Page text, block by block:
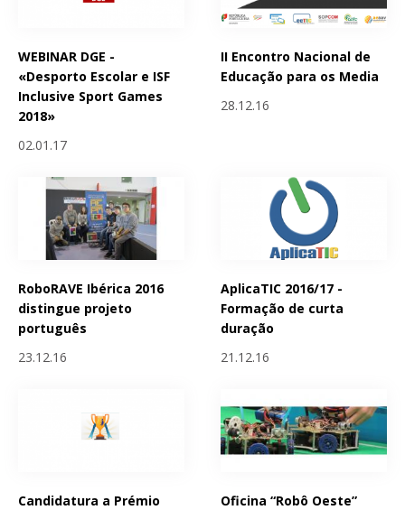
WEBINAR DGE -
«Desporto Escolar e ISF
Inclusive Sport Games
2018»
02.01.17
II Encontro Nacional de
Educação para os Media
28.12.16
RoboRAVE Ibérica 2016
distingue projeto
português
23.12.16
AplicaTIC 2016/17 -
Formação de curta
duração
21.12.16
Candidatura a Prémio
Oficina “Robô Oeste”